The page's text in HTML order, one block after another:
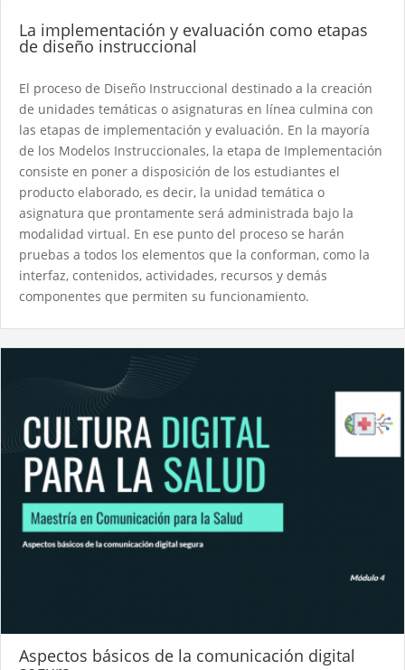
La implementación y evaluación como etapas
de diseño instruccional
El proceso de Diseño Instruccional destinado a la creación
de unidades temáticas o asignaturas en línea culmina con
las etapas de implementación y evaluación. En la mayoría
de los Modelos Instruccionales, la etapa de Implementación
consiste en poner a disposición de los estudiantes el
producto elaborado, es decir, la unidad temática o
asignatura que prontamente será administrada bajo la
modalidad virtual. En ese punto del proceso se harán
pruebas a todos los elementos que la conforman, como la
interfaz, contenidos, actividades, recursos y demás
componentes que permiten su funcionamiento.
Aspectos básicos de la comunicación digital